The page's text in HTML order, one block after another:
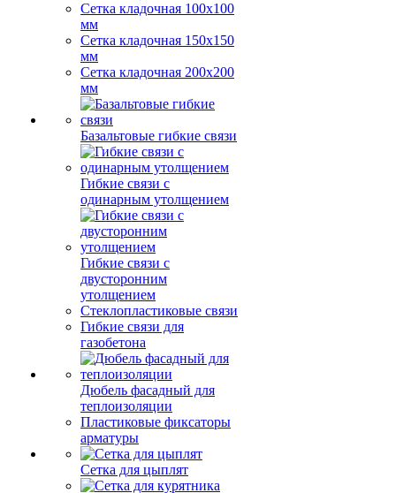
Сетка кладочная 100x100
мм
Сетка кладочная 150x150
мм
Сетка кладочная 200x200
мм
Базальтовые гибкие связи
Гибкие связи с
одинарным утолщением
Гибкие связи с
двусторонним
утолщением
Стеклопластиковые связи
Гибкие связи для
газобетона
Дюбель фасадный для
теплоизоляции
Пластиковые фиксаторы
арматуры
Сетка для цыплят